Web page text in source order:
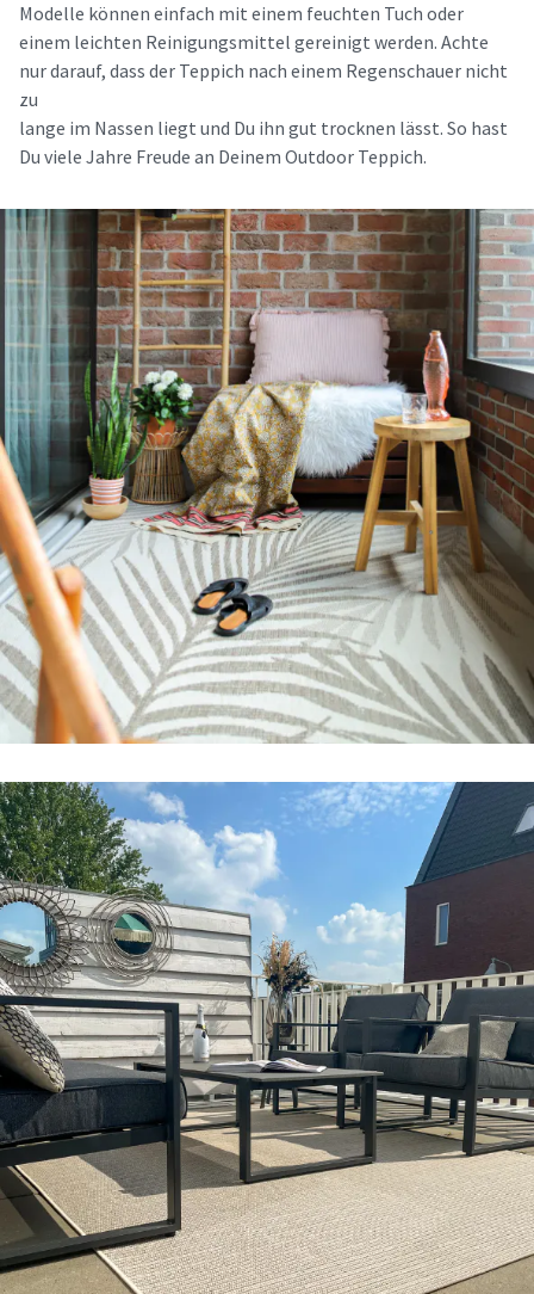
Modelle können einfach mit einem feuchten Tuch oder
einem leichten Reinigungsmittel gereinigt werden. Achte
nur darauf, dass der Teppich nach einem Regenschauer nicht
zu
lange im Nassen liegt und Du ihn gut trocknen lässt. So hast
Du viele Jahre Freude an Deinem Outdoor Teppich.